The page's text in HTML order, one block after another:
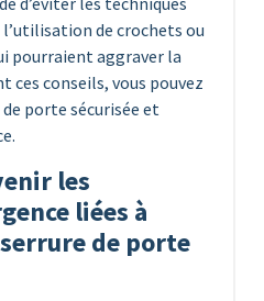
l’utilisation de crochets ou
pourraient aggraver la
ces conseils, vous pouvez
porte sécurisée et
les
liées à
de porte